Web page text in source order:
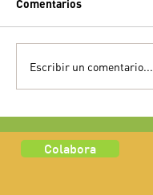
Comentarios
Escribir un comentario...
Colabora